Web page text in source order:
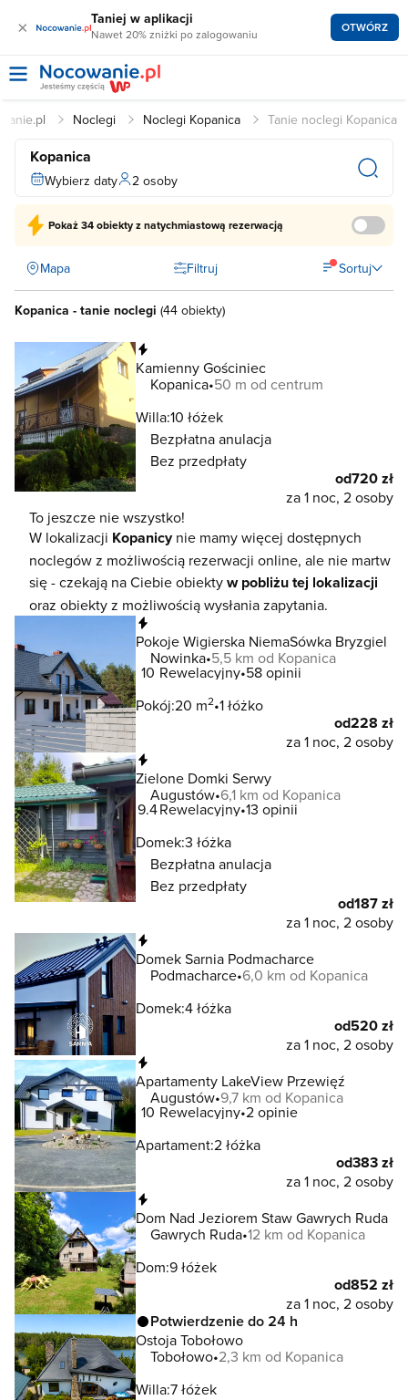
× Taniej w aplikacji
Nawet 20% zniżki po zalogowaniu OTWÓRZ
Noclegi Noclegi Kopanica Tanie noclegi Kopanica
Kopanica
Wybierz daty 2 osoby
Pokaż34 obiektyz natychmiastową rezerwacją
Mapa Filtruj Sortuj
Kopanica - tanie noclegi (44 obiekty)
Kamienny Gościniec
Kopanica 50 m od centrum
Willa:10 łóżek
Bezpłatna anulacja
Bez przedpłaty
od720 zł
za 1 noc, 2 osoby
To jeszcze nie wszystko!
W lokalizacji Kopanicynie mamy więcej dostępnych
noclegów z możliwością rezerwacji online, ale nie martw
się - czekają na Ciebie obiektyw pobliżu tej lokalizacji
oraz obiekty z możliwością wysłania zapytania.
Pokoje Wigierska NiemaSówka Bryzgiel
Nowinka 5,5 km od Kopanica
10 Rewelacyjny 58 opinii
Pokój:20 m2 1 łóżko
od228 zł
za 1 noc, 2 osoby
Zielone Domki Serwy
Augustów 6,1 km od Kopanica
9.4Rewelacyjny 13 opinii
Domek:3 łóżka
Bezpłatna anulacja
Bez przedpłaty
od187 zł
za 1 noc, 2 osoby
Domek Sarnia Podmacharce
Podmacharce 6,0 km od Kopanica
Domek:4 łóżka
od520 zł
za 1 noc, 2 osoby
Apartamenty LakeView Przewięź
Augustów 9,7 km od Kopanica
10 Rewelacyjny 2 opinie
Apartament:2 łóżka
od383 zł
za 1 noc, 2 osoby
Dom Nad Jeziorem Staw Gawrych Ruda
Gawrych Ruda 12 km od Kopanica
Dom:9 łóżek
od852 zł
za 1 noc, 2 osoby
Potwierdzenie do 24 h
Ostoja Tobołowo
Tobołowo 2,3 km od Kopanica
Willa:7 łóżek